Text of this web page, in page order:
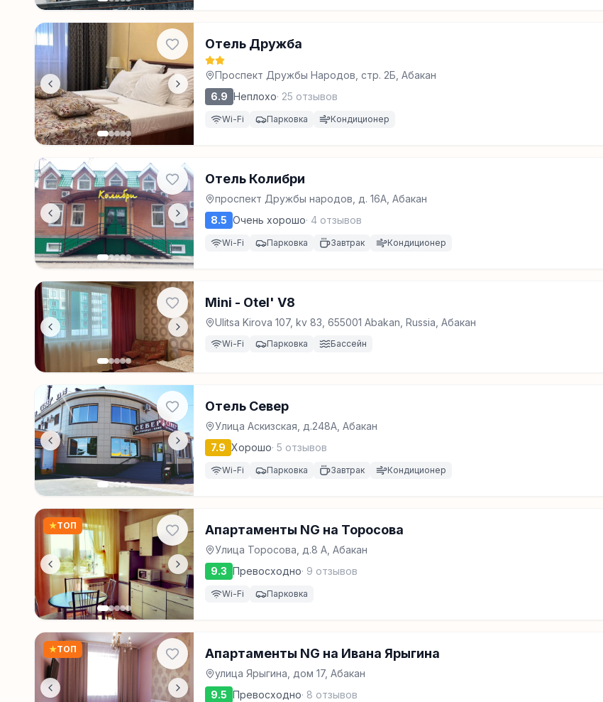
Отель Дружба
Проспект Дружбы Народов, стр. 2Б, Абакан
6.9 Неплохо· 25 отзывов
Wi-Fi Парковка Кондиционер
Отель Колибри
проспект Дружбы народов, д. 16А, Абакан
8.5 Очень хорошо· 4 отзывов
Wi-Fi Парковка Завтрак Кондиционер
Mini - Otel' V8
Ulitsa Kirova 107, kv 83, 655001 Abakan, Russia, Абакан
Wi-Fi Парковка Бассейн
Отель Север
Улица Аскизская, д.248А, Абакан
7.9 Хорошо· 5 отзывов
Wi-Fi Парковка Завтрак Кондиционер
★ТОП Апартаменты NG на Торосова
Улица Торосова, д.8 А, Абакан
9.3 Превосходно· 9 отзывов
Wi-Fi Парковка
★ТОП Апартаменты NG на Ивана Ярыгина
улица Ярыгина, дом 17, Абакан
9.5 Превосходно· 8 отзывов